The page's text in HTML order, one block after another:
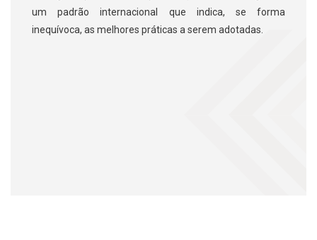
um padrão internacional que indica, se forma
inequívoca, as melhores práticas a serem adotadas.